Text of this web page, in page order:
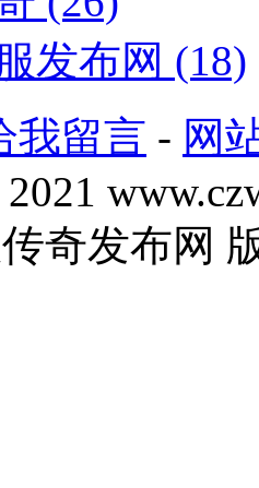
发布网 (18)
我留言 - 网
奇发布网